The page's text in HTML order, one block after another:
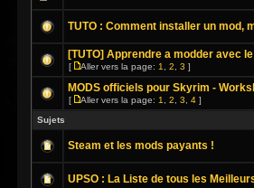
TUTO : Comment installer un mod,
[TUTO] Apprendre a modder avec
[ Aller vers la page: 1 2 3 ]
MODS officiels pour Skyrim -
[ Aller vers la page: 1 2 3 4 ]
Sujets
Steam et les mods payants !
UPSO : La Liste de tous les